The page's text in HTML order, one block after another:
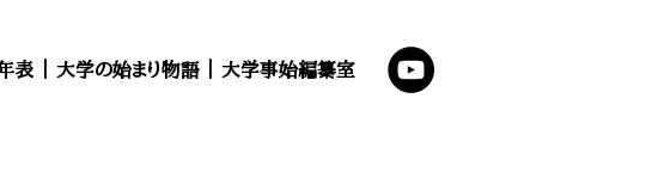
表 大学の始まり物語 大学事始編纂室